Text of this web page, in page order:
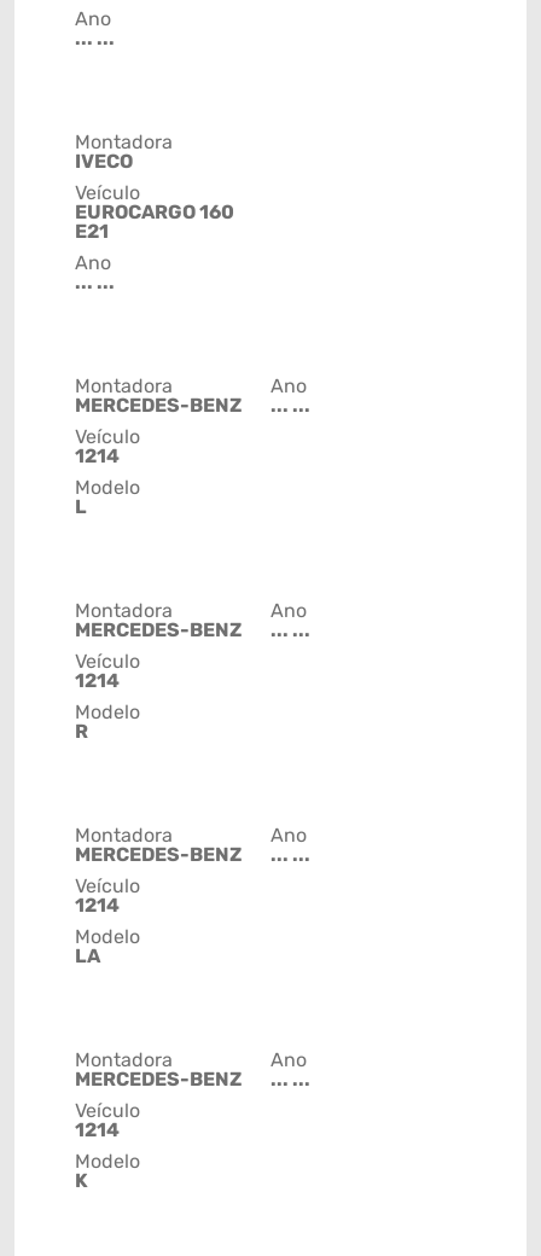
Ano
... ...
Montadora
IVECO
Veículo
EUROCARGO 160
E21
Ano
... ...
Montadora
MERCEDES-BENZ
Veículo
1214
Modelo
L
Ano
... ...
Montadora
MERCEDES-BENZ
Veículo
1214
Modelo
R
Ano
... ...
Montadora
MERCEDES-BENZ
Veículo
1214
Modelo
LA
Ano
... ...
Montadora
MERCEDES-BENZ
Veículo
1214
Modelo
K
Ano
... ...